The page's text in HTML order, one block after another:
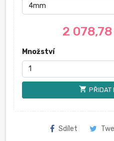
2
Množství
shopping_cart PŘIDAT
Sdílet